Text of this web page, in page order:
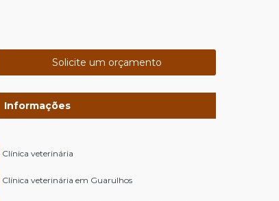
Solicite um orçamento
Informações
Clínica veterinária
Clínica veterinária em Guarulhos